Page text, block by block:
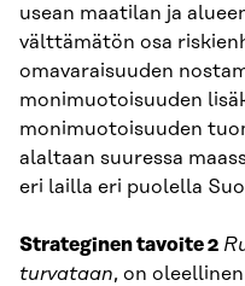
usean maatilan ja
välttämätön osa
omavaraisuuden
monimuotoisuuden
monimuotoisuuden
alaltaan suuressa
eri lailla eri puolella
Strateginen tavoite 2
turvataan, on